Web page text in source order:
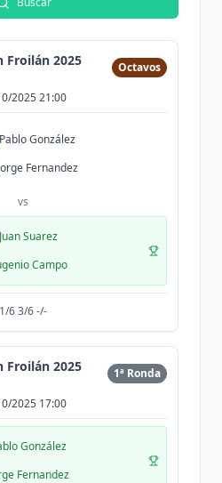
Froilán 2025
Octavos
2025 21:00
Pablo González
Fernandez
vs
Juan Suarez
Campo
1/6 3/6 -/-
Froilán 2025
1ª Ronda
2025 17:00
González
Fernandez